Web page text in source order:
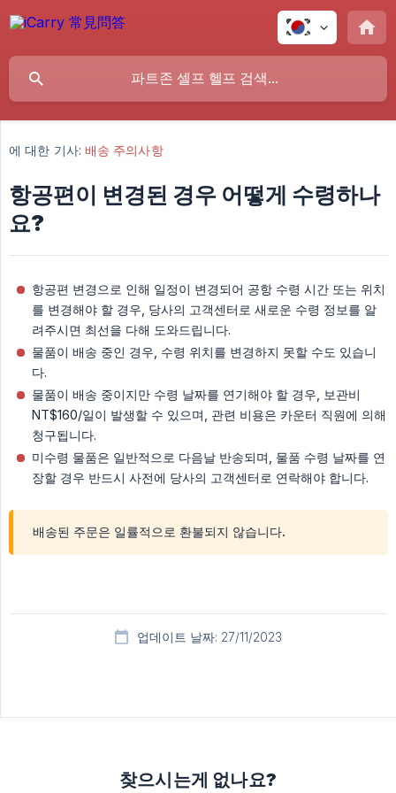
에 대한 기사: 배송 주의사항
항공편이 변경된 경우 어떻게 수령하나
요?
항공편 변경으로 인해 일정이 변경되어 공항 수령 시간 또는 위치
를 변경해야 할 경우, 당사의 고객센터로 새로운 수령 정보를 알
려주시면 최선을 다해 도와드립니다.
물품이 배송 중인 경우, 수령 위치를 변경하지 못할 수도 있습니
다.
물품이 배송 중이지만 수령 날짜를 연기해야 할 경우, 보관비
NT$160/일이 발생할 수 있으며, 관련 비용은 카운터 직원에 의해
청구됩니다.
미수령 물품은 일반적으로 다음날 반송되며, 물품 수령 날짜를 연
장할 경우 반드시 사전에 당사의 고객센터로 연락해야 합니다.
배송된 주문은 일률적으로 환불되지 않습니다.
업데이트 날짜: 27/11/2023
찾으시는게 없나요?